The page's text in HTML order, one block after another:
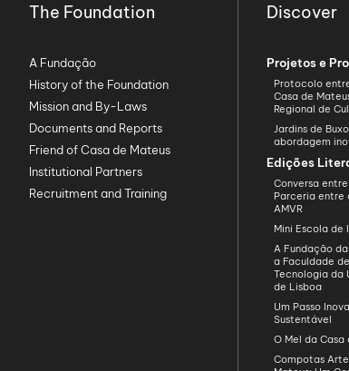
The Foundation
A Fundação
History of the Foundation
Mission and By-Laws
Documents and Reports
Friend of Casa de Mateus
Institutional Partners
Recruitment and Training
Discover
Projetos e
Protocolo
Casa de
Regional de
Jardins de
abordagem
Edições
Conversa
Parceria entre
AMVR
Mini Escola de
A Fundação
a Faculdade
Tecnologia da
de Lisboa
Um Passo
Sustentável
O Mel da Casa
Compotas